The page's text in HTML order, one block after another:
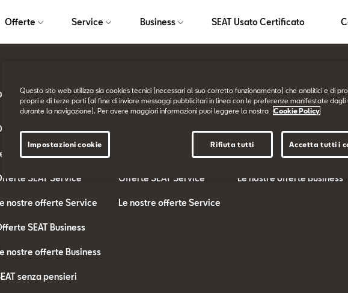
Offerte Service Business SEAT Usato Certificato
SEAT
nostre offerte
SEAT Service
nostre offerte Service
SEAT Business
nostre offerte Business
senza pensieri
Service
Offerte SEAT Service
Le nostre offerte Service
Business
SEAT for BUSINESS
Offerte SEAT Business
Le nostre offerte Business
Questo sito web utilizza sia cookies tecnici (necessari al suo corretto funzionamento) che analitici e di
propri e di terze parti (al fine di inviare messaggi pubblicitari in linea con le preferenze manifestate dagli
durante la navigazione). Per avere maggiori informazioni puoi leggere la nostra
Cookie Policy
Impostazioni cookie Rifiuta tutti Accetta tutti i